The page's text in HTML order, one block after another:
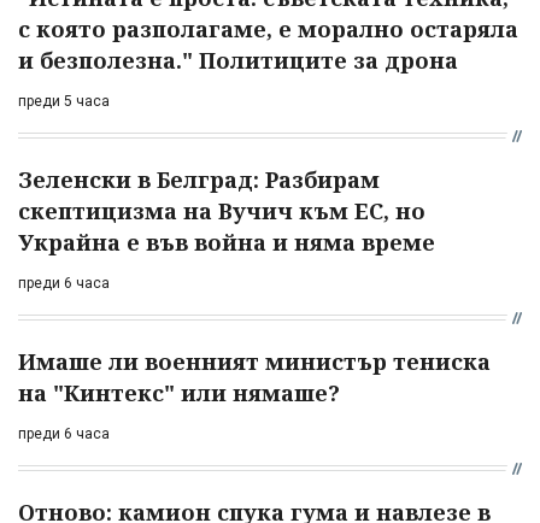
с която разполагаме, е морално остаряла
и безполезна." Политиците за дрона
преди 5 часа
Зеленски в Белград: Разбирам
скептицизма на Вучич към ЕС, но
Украйна е във война и няма време
преди 6 часа
Имаше ли военният министър тениска
на "Кинтекс" или нямаше?
преди 6 часа
Отново: камион спука гума и навлезе в